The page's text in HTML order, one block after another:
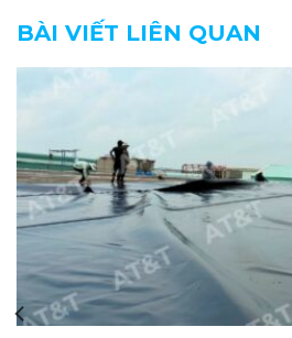
BÀI VIẾT LIÊN QUAN